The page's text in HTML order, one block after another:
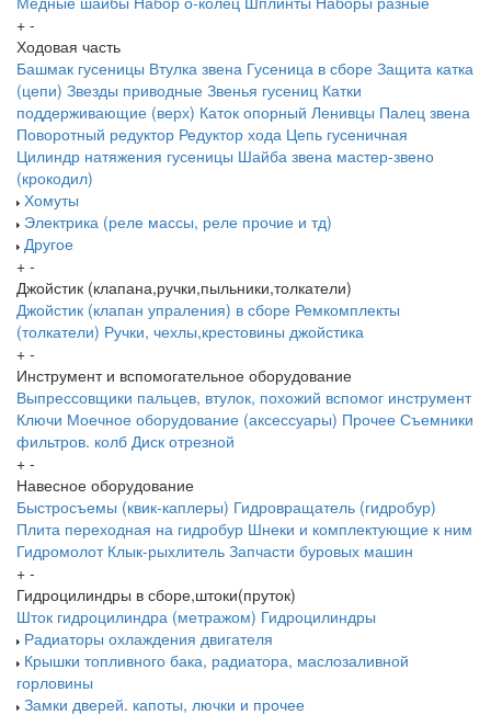
+ -
Ходовая часть
Башмак гусеницы Втулка звена Гусеница в сборе Защита катка
(цепи) Звезды приводные Звенья гусениц Катки
поддерживающие (верх) Каток опорный Ленивцы Палец звена
Поворотный редуктор Редуктор хода Цепь гусеничная
Цилиндр натяжения гусеницы Шайба звена мастер-звено
(крокодил)
Хомуты
Электрика (реле массы, реле прочие и тд)
Другое
+ -
Джойстик (клапана,ручки,пыльники,толкатели)
Джойстик (клапан упраления) в сборе Ремкомплекты
(толкатели) Ручки, чехлы,крестовины джойстика
+ -
Инструмент и вспомогательное оборудование
Выпрессовщики пальцев, втулок, похожий вспомог инструмент
Ключи Моечное оборудование (аксессуары) Прочее Съемники
фильтров. колб Диск отрезной
+ -
Навесное оборудование
Быстросъемы (квик-каплеры) Гидровращатель (гидробур)
Плита переходная на гидробур Шнеки и комплектующие к ним
Гидромолот Клык-рыхлитель Запчасти буровых машин
+ -
Гидроцилиндры в сборе,штоки(пруток)
Шток гидроцилиндра (метражом) Гидроцилиндры
Радиаторы охлаждения двигателя
Крышки топливного бака, радиатора, маслозаливной
горловины
Замки дверей. капоты, лючки и прочее